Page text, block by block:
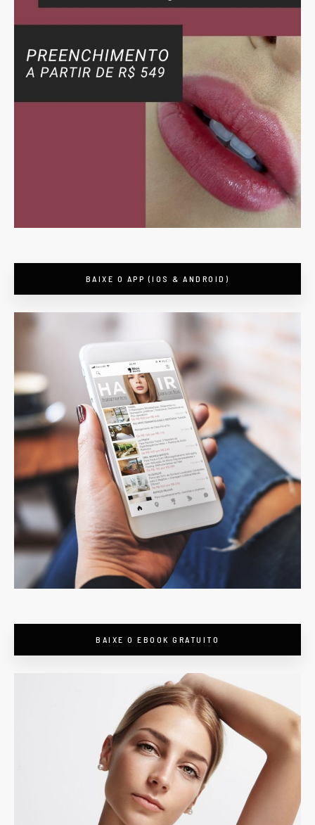
BAIXE O APP (IOS & ANDROID)
BAIXE O EBOOK GRATUITO